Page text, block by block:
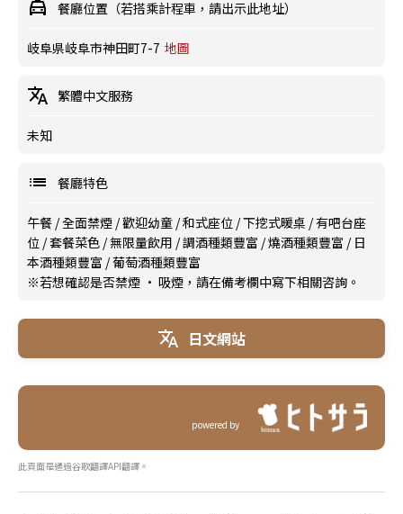
餐廳位置（若搭乘計程車，請出示此地址）
岐阜県岐阜市神田町7-7 地圖
繁體中文服務
未知
餐廳特色
午餐 /全面禁煙 /歡迎幼童 /和式座位 /下挖式暖桌 /有吧台座
位 /套餐菜色 /無限量飲用 /調酒種類豐富 /燒酒種類豐富 / 日
本酒種類豐富 /葡萄酒種類豐富
※若想確認是否禁煙 · 吸煙，請在備考欄中寫下相關咨詢。
日文網站
powered by
此頁面是通過谷歌翻譯API翻譯。